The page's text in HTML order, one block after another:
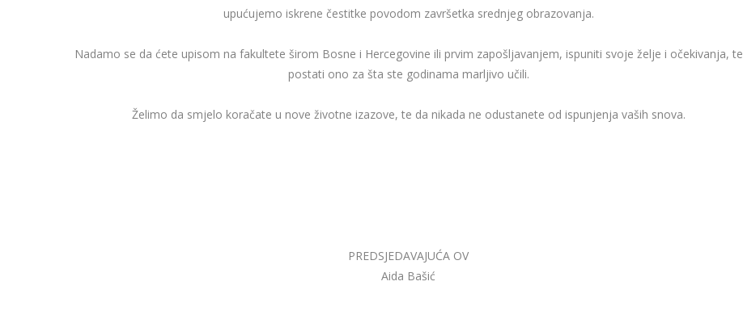
upućujemo iskrene čestitke povodom završetka srednjeg obrazovanja.
Nadamo se da ćete upisom na fakultete širom Bosne i Hercegovine ili prvim zapošljavanjem, ispuniti svoje želje i očekivanja, te
postati ono za šta ste godinama marljivo učili.
Želimo da smjelo koračate u nove životne izazove, te da nikada ne odustanete od ispunjenja vaših snova.
PREDSJEDAVAJUĆA OV
Aida Bašić